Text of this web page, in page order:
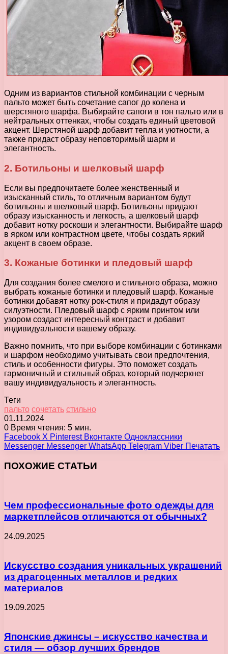
Одним из вариантов стильной комбинации с черным
пальто может быть сочетание сапог до колена и
шерстяного шарфа. Выбирайте сапоги в тон пальто или в
нейтральных оттенках, чтобы создать единый цветовой
акцент. Шерстяной шарф добавит тепла и уютности, а
также придаст образу неповторимый шарм и
элегантность.
2. Ботильоны и шелковый шарф
Если вы предпочитаете более женственный и
изысканный стиль, то отличным вариантом будут
ботильоны и шелковый шарф. Ботильоны придают
образу изысканность и легкость, а шелковый шарф
добавит нотку роскоши и элегантности. Выбирайте шарф
в ярком или контрастном цвете, чтобы создать яркий
акцент в своем образе.
3. Кожаные ботинки и пледовый шарф
Для создания более смелого и стильного образа, можно
выбрать кожаные ботинки и пледовый шарф. Кожаные
ботинки добавят нотку рок-стиля и придадут образу
силуэтности. Пледовый шарф с ярким принтом или
узором создаст интересный контраст и добавит
индивидуальности вашему образу.
Важно помнить, что при выборе комбинации с ботинками
и шарфом необходимо учитывать свои предпочтения,
стиль и особенности фигуры. Это поможет создать
гармоничный и стильный образ, который подчеркнет
вашу индивидуальность и элегантность.
Теги
пальто сочетать стильно
01.11.2024
0 Время чтения: 5 мин.
Facebook X Pinterest Вконтакте Одноклассники
Messenger Messenger WhatsApp Telegram Viber Печатать
ПОХОЖИЕ СТАТЬИ
Чем профессиональные фото одежды для
маркетплейсов отличаются от обычных?
24.09.2025
Искусство создания уникальных украшений
из драгоценных металлов и редких
материалов
19.09.2025
Японские джинсы – искусство качества и
стиля — обзор лучших брендов